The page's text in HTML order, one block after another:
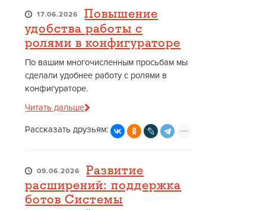
17.06.2026
Повышение
удобства работы с
ролями в конфигураторе
По вашим многочисленным просьбам мы
сделали удобнее работу с ролями в
конфигураторе.
Читать дальше
Рассказать друзьям:
09.06.2026
Развитие
расширений: поддержка
ботов Системы